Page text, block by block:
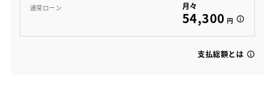
通常ローン 月々
54,300 円
支払総額とは